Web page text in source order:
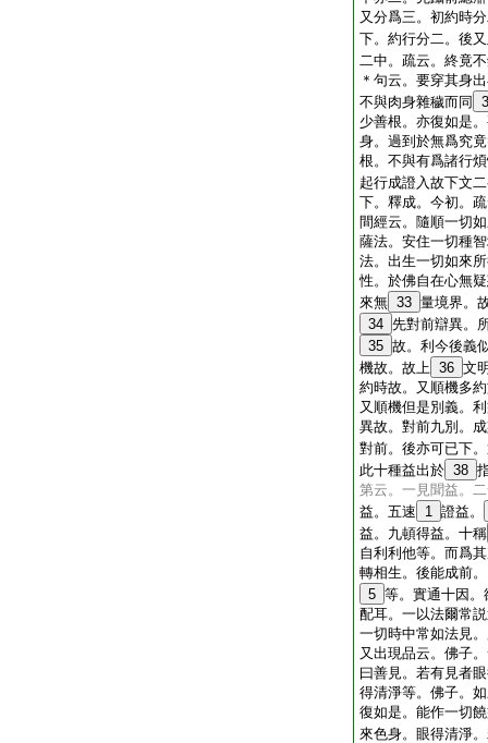
又分爲三。初約時
下。約行分二。後
二中。疏云。終竟
＊句云。要穿其身
不與肉身雜穢而同
少善根。亦復如是
身。過到於無爲究
根。不與有爲諸行
起行成證入故下文
下。釋成。今初。
間經云。隨順一切
薩法。安住一切種
法。出生一切如來
性。於佛自在心無
來無 33 量境界。
34 先對前辯異。
35 故。利今後義
機故。故上 36 文
約時故。又順機多
又順機但是別義。
異故。對前九別。
對前。後亦可已下
此十種益出於 38
第云。一見聞益。
益。五速
1 證益。
益。九頓得益。十稱
自利利他等。而爲
轉相生。後能成前
5 等。實通十因
配耳。一以法爾常
一切時中常如法見
又出現品云。佛子
曰善見。若有見者
得清淨等。佛子。
復如是。能作一切
來色身。眼得清淨